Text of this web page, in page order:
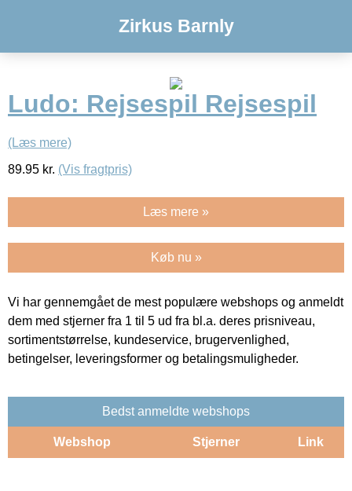
Zirkus Barnly
Ludo: Rejsespil Rejsespil
(Læs mere)
89.95 kr. (Vis fragtpris)
Læs mere »
Køb nu »
Vi har gennemgået de mest populære webshops og anmeldt
dem med stjerner fra 1 til 5 ud fra bl.a. deres prisniveau,
sortimentstørrelse, kundeservice, brugervenlighed,
betingelser, leveringsformer og betalingsmuligheder.
Bedst anmeldte webshops
Webshop Stjerner Link